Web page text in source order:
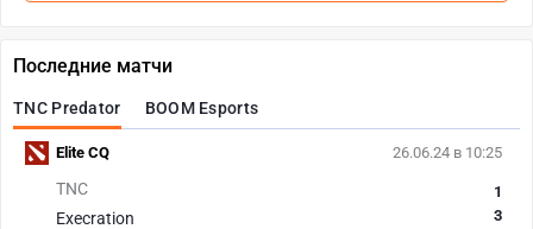
Последние матчи
TNC Predator BOOM Esports
26.06.24 в 10:25
TNC
Execration
1
3
Elite CQ